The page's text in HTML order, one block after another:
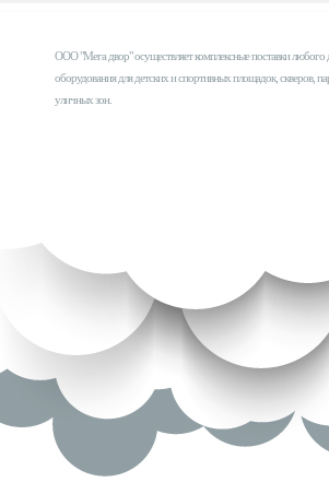
ООО "Мега двор" осуществляет комплексные поставки любого
оборудования для детских и спортивных площадок, скверов,
уличных зон.